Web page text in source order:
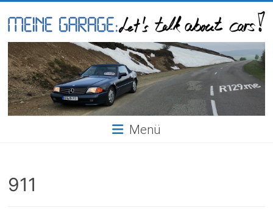
to
content
Meine
Garage
Menü
911